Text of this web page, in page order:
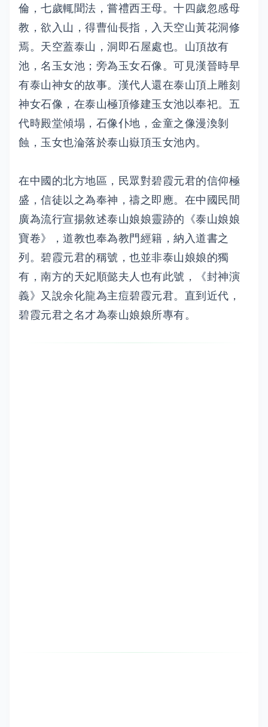
倫，七歲輒聞法，嘗禮西王母。十四歲忽感母
教，欲入山，得曹仙長指，入天空山黃花洞修
焉。天空蓋泰山，洞即石屋處也。山頂故有
池，名玉女池；旁為玉女石像。可見漢晉時早
有泰山神女的故事。漢代人還在泰山頂上雕刻
神女石像，在泰山極頂修建玉女池以奉祀。五
代時殿堂傾塌，石像仆地，金童之像漫渙剝
蝕，玉女也淪落於泰山嶽頂玉女池內。
在中國的北方地區，民眾對碧霞元君的信仰極
盛，信徒以之為奉神，禱之即應。在中國民間
廣為流行宣揚敘述泰山娘娘靈跡的《泰山娘娘
寶卷》，道教也奉為教門經籍，納入道書之
列。碧霞元君的稱號，也並非泰山娘娘的獨
有，南方的天妃順懿夫人也有此號，《封神演
義》又說余化龍為主痘碧霞元君。直到近代，
碧霞元君之名才為泰山娘娘所專有。